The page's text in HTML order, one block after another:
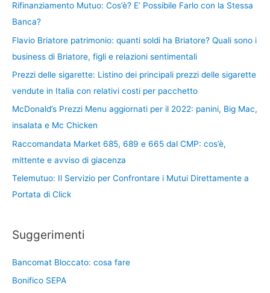
Rifinanziamento Mutuo: Cos’è? E’ Possibile Farlo con la Stessa
Banca?
Flavio Briatore patrimonio: quanti soldi ha Briatore? Quali sono i
business di Briatore, figli e relazioni sentimentali
Prezzi delle sigarette: Listino dei principali prezzi delle sigarette
vendute in Italia con relativi costi per pacchetto
McDonald’s Prezzi Menu aggiornati per il 2022: panini, Big Mac,
insalata e Mc Chicken
Raccomandata Market 685, 689 e 665 dal CMP: cos’è,
mittente e avviso di giacenza
Telemutuo: Il Servizio per Confrontare i Mutui Direttamente a
Portata di Click
Suggerimenti
Bancomat Bloccato: cosa fare
Bonifico SEPA